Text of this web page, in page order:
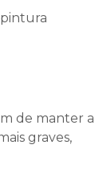
de manter a
graves,